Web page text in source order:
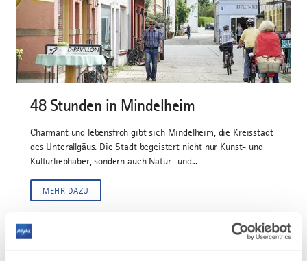
48 Stunden in Mindelheim
Charmant und lebensfroh gibt sich Mindelheim, die Kreisstadt
des Unterallgäus. Die Stadt begeistert nicht nur Kunst- und
Kulturliebhaber, sondern auch Natur- und...
MEHR DAZU
ÜBERSICHT